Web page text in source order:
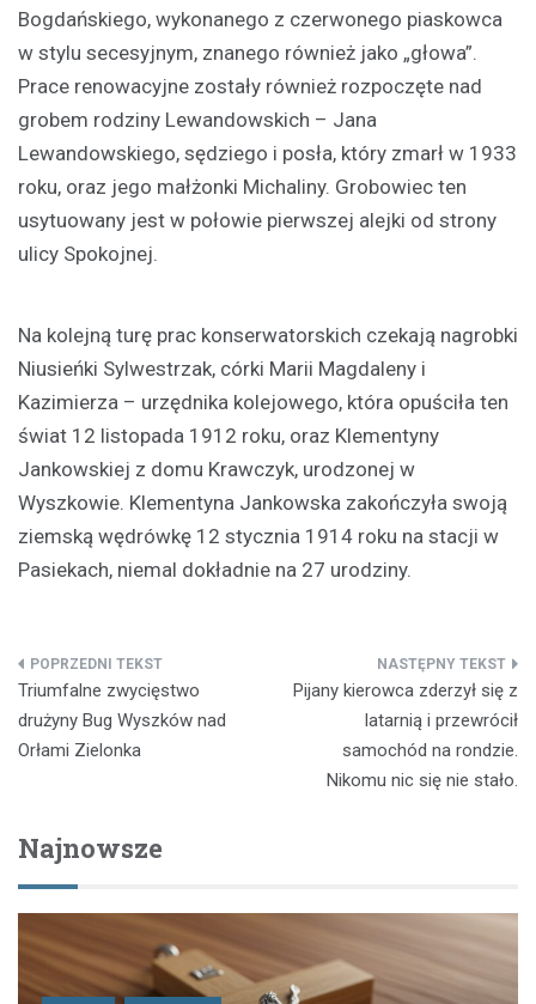
Bogdańskiego, wykonanego z czerwonego piaskowca
w stylu secesyjnym, znanego również jako „głowa”.
Prace renowacyjne zostały również rozpoczęte nad
grobem rodziny Lewandowskich – Jana
Lewandowskiego, sędziego i posła, który zmarł w 1933
roku, oraz jego małżonki Michaliny. Grobowiec ten
usytuowany jest w połowie pierwszej alejki od strony
ulicy Spokojnej.
Na kolejną turę prac konserwatorskich czekają nagrobki
Niusieńki Sylwestrzak, córki Marii Magdaleny i
Kazimierza – urzędnika kolejowego, która opuściła ten
świat 12 listopada 1912 roku, oraz Klementyny
Jankowskiej z domu Krawczyk, urodzonej w
Wyszkowie. Klementyna Jankowska zakończyła swoją
ziemską wędrówkę 12 stycznia 1914 roku na stacji w
Pasiekach, niemal dokładnie na 27 urodziny.
Nawigacja
wpisu
Triumfalne zwycięstwo
drużyny Bug Wyszków nad
Orłami Zielonka
Pijany kierowca zderzył się z
latarnią i przewrócił
samochód na rondzie.
Nikomu nic się nie stało.
Najnowsze